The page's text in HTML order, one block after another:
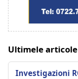
Ultimele articole
Investigazioni